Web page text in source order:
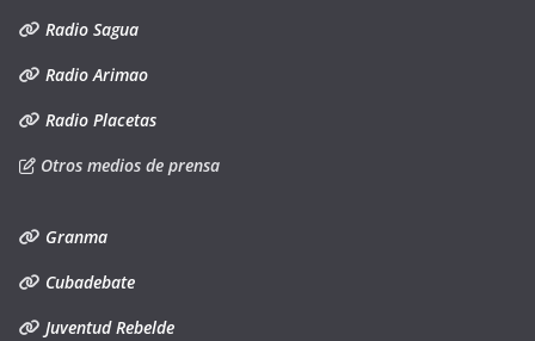
Radio Sagua
Radio Arimao
Radio Placetas
Otros medios de prensa
Granma
Cubadebate
Juventud Rebelde